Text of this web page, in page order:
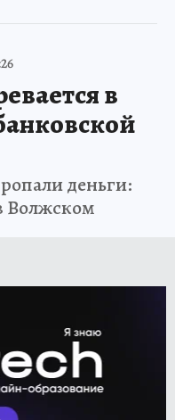
в
деньги:
Волжском